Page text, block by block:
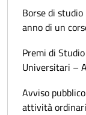
Borse di
anno di un
Premi di
Universitari –
Avviso
attività